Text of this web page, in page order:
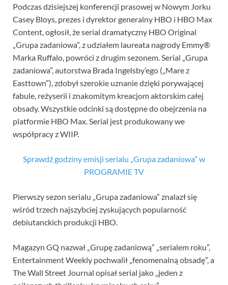
Podczas dzisiejszej konferencji prasowej w Nowym Jorku
Casey Bloys, prezes i dyrektor generalny HBO i HBO Max
Content, ogłosił, że serial dramatyczny HBO Original
„Grupa zadaniowa”, z udziałem laureata nagrody Emmy®
Marka Ruffalo, powróci z drugim sezonem. Serial „Grupa
zadaniowa”, autorstwa Brada Ingelsby’ego („Mare z
Easttown”), zdobył szerokie uznanie dzięki porywającej
fabule, reżyserii i znakomitym kreacjom aktorskim całej
obsady. Wszystkie odcinki są dostępne do obejrzenia na
platformie HBO Max. Serial jest produkowany we
współpracy z WIIP.
Sprawdź godziny emisji serialu „Grupa zadaniowa” w
PROGRAMIE TV
Pierwszy sezon serialu „Grupa zadaniowa” znalazł się
wśród trzech najszybciej zyskujących popularność
debiutanckich produkcji HBO.
Magazyn GQ nazwał „Grupę zadaniową” „serialem roku”,
Entertainment Weekly pochwalił „fenomenalną obsadę”, a
The Wall Street Journal opisał serial jako „jeden z